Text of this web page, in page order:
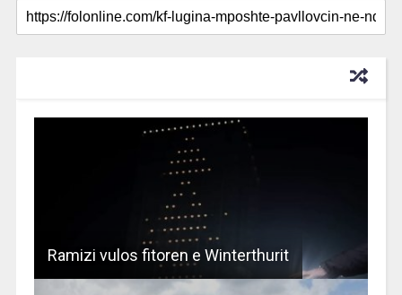
Ramizi vulos fitoren e Winterthurit